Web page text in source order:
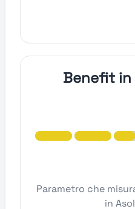
Benefit in
Parametro che
in